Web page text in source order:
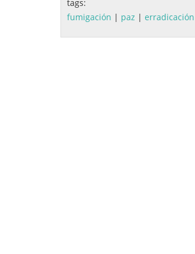
tags:
fumigación | paz | erradicación